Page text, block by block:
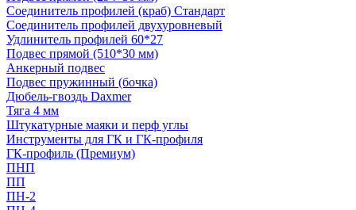
Соединитель профилей (краб) Стандарт
Соединитель профилей двухуровневый
Удлинитель профилей 60*27
Подвес прямой (510*30 мм)
Анкерный подвес
Подвес пружинный (бочка)
Дюбель-гвоздь Daxmer
Тяга 4 мм
Штукатурные маяки и перф углы
Инструменты для ГК и ГК-профиля
ГК-профиль (Премиум)
ПНП
ПП
ПН-2